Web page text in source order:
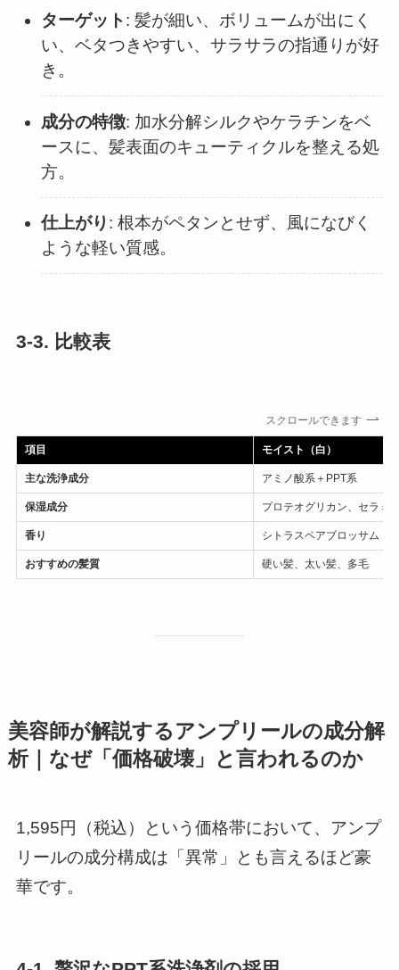
ターゲット: 髪が細い、ボリュームが出にく
い、ベタつきやすい、サラサラの指通りが好
き。
成分の特徴: 加水分解シルクやケラチンをベ
ースに、髪表面のキューティクルを整える処
方。
仕上がり : 根本がペタンとせず、風になびく
ような軽い質感。
3-3. 比較表
スクロールできます
項目 モイスト（白）
主な洗浄成分 アミノ酸系＋PPT系
保湿成分 プロテオグリカン、セラミ
香り シトラスペアブロッサム
おすすめの髪質 硬い髪、太い髪、多毛
美容師が解説するアンプリールの成分解
析｜なぜ「価格破壊」と言われるのか
1,595円（税込）という価格帯において、アンプ
リールの成分構成は「異常」とも言えるほど豪
華です。